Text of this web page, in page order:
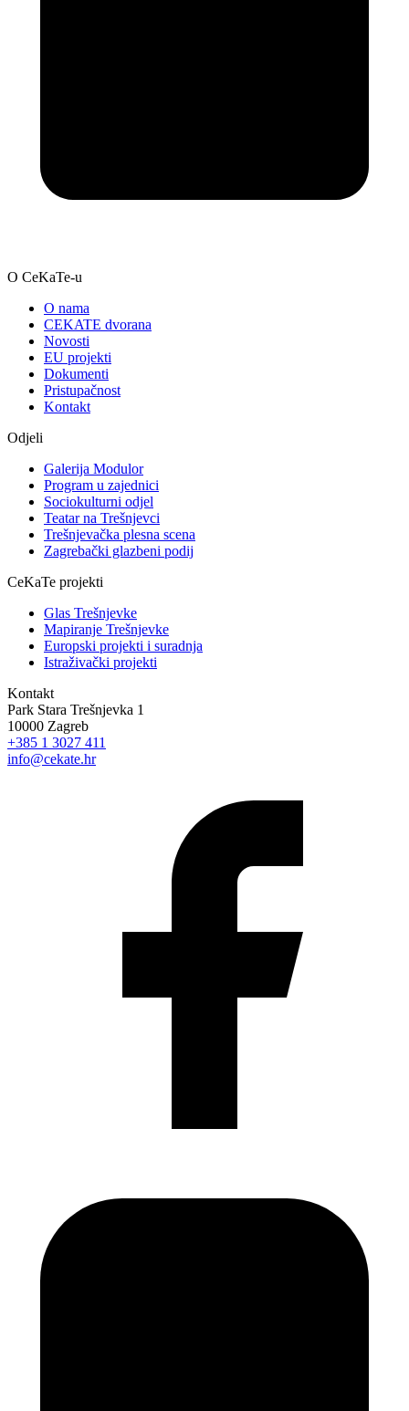
O CeKaTe-u
O nama
CEKATE dvorana
Novosti
EU projekti
Dokumenti
Pristupačnost
Kontakt
Odjeli
Galerija Modulor
Program u zajednici
Sociokulturni odjel
Teatar na Trešnjevci
Trešnjevačka plesna scena
Zagrebački glazbeni podij
CeKaTe projekti
Glas Trešnjevke
Mapiranje Trešnjevke
Europski projekti i suradnja
Istraživački projekti
Kontakt
Park Stara Trešnjevka 1
10000 Zagreb
+385 1 3027 411
info@cekate.hr